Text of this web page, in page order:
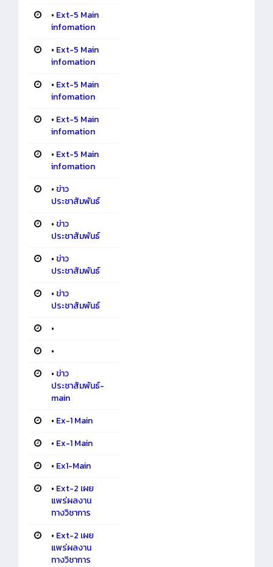
• Ext-5 Main
infomation
• Ext-5 Main
infomation
• Ext-5 Main
infomation
• Ext-5 Main
infomation
• Ext-5 Main
infomation
• ข่าว
ประชาสัมพันธ์
• ข่าว
ประชาสัมพันธ์
• ข่าว
ประชาสัมพันธ์
• ข่าว
ประชาสัมพันธ์
•
•
• ข่าว
ประชาสัมพันธ์-
main
• Ex-1 Main
• Ex-1 Main
• Ex1-Main
• Ext-2 เผย
แพร่ผลงาน
ทางวิชาการ
• Ext-2 เผย
แพร่ผลงาน
ทางวิชาการ